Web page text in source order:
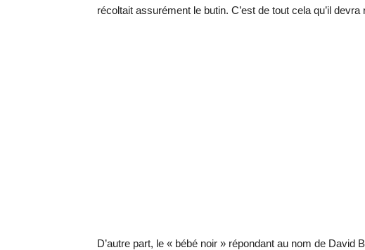
récoltait assurément le butin. C’est de tout cela qu’il devra
D’autre part, le « bébé noir » répondant au nom de David